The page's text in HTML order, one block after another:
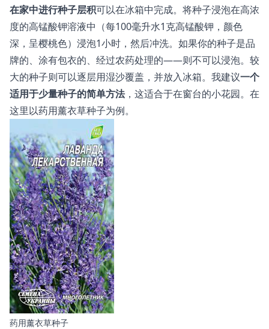
在家中进行种子层积可以在冰箱中完成。将种子浸泡在高浓
度的高锰酸钾溶液中（每100毫升水1克高锰酸钾，颜色
深，呈樱桃色）浸泡1小时，然后冲洗。如果你的种子是品
牌的、涂有包衣的、经过农药处理的——则不可以浸泡。较
大的种子则可以逐层用湿沙覆盖，并放入冰箱。我建议一个
适用于少量种子的简单方法，这适合于在窗台的小花园。在
这里以药用薰衣草种子为例。
药用薰衣草种子